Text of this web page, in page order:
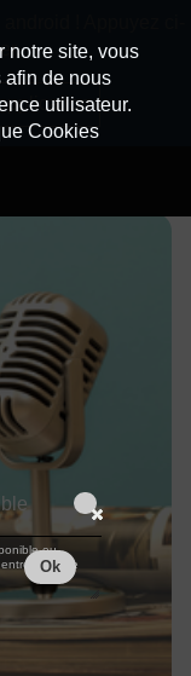
notre site, vous
afin de nous
utilisateur.
Cookies
ou
la fin de
Ok